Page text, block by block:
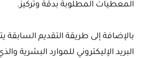
المعطيات المطلوبة بدقة وتركيز.
بالإضافة إلى طريقة التقديم السابقة
البريد الإليكتروني للموارد البشرية